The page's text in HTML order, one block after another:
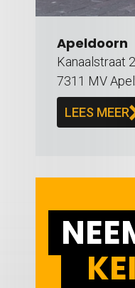
Apeldoorn
Kanaalstraat
7311 MV
LEES MEER